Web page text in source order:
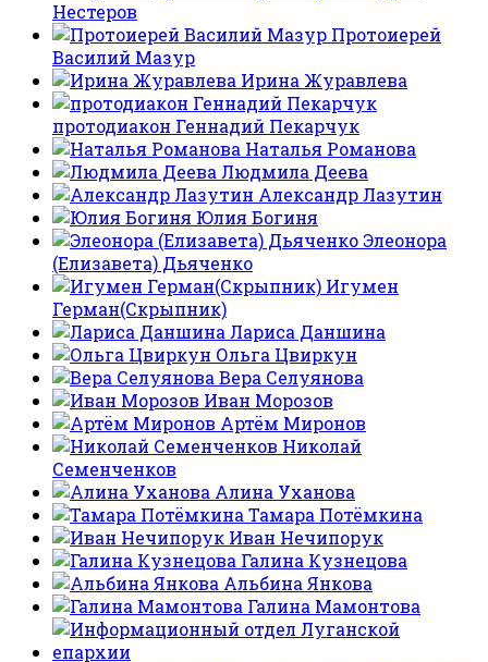
Нестеров
Протоиерей
Василий Мазур
Ирина Журавлева
протодиакон Геннадий Пекарчук
Наталья Романова
Людмила Деева
Александр Лазутин
Юлия Богиня
Элеонора
(Елизавета) Дьяченко
Игумен
Герман(Скрыпник)
Лариса Даншина
Ольга Цвиркун
Вера Селуянова
Иван Морозов
Артём Миронов
Николай
Семенченков
Алина Уханова
Тамара Потёмкина
Иван Нечипорук
Галина Кузнецова
Альбина Янкова
Галина Мамонтова